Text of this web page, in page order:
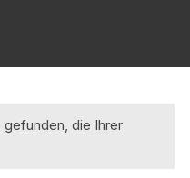
die Ihrer